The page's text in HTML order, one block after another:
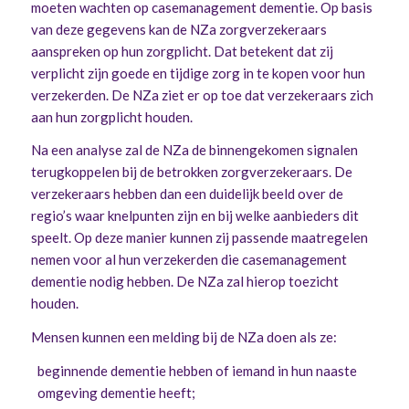
moeten wachten op casemanagement dementie. Op basis
van deze gegevens kan de NZa zorgverzekeraars
aanspreken op hun zorgplicht. Dat betekent dat zij
verplicht zijn goede en tijdige zorg in te kopen voor hun
verzekerden. De NZa ziet er op toe dat verzekeraars zich
aan hun zorgplicht houden.
Na een analyse zal de NZa de binnengekomen signalen
terugkoppelen bij de betrokken zorgverzekeraars. De
verzekeraars hebben dan een duidelijk beeld over de
regio’s waar knelpunten zijn en bij welke aanbieders dit
speelt. Op deze manier kunnen zij passende maatregelen
nemen voor al hun verzekerden die casemanagement
dementie nodig hebben. De NZa zal hierop toezicht
houden.
Mensen kunnen een melding bij de NZa doen als ze:
beginnende dementie hebben of iemand in hun naaste
omgeving dementie heeft;